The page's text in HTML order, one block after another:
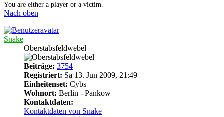
You are either a player or a victim.
Nach oben
Snake
Oberstabsfeldwebel
Beiträge: 3754
Registriert: Sa 13. Jun 2009, 21:49
Einheitenset: Cybs
Wohnort: Berlin - Pankow
Kontaktdaten:
Kontaktdaten von Snake